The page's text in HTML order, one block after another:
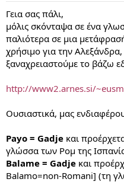
Γεια σας πάλι,
μόλις σκόνταψα σε ένα
παλιότερα σε μια
χρήσιμο για την
ξαναχρειαστούμε το βάζω
http://www2.arnes.si/
Ουσιαστικά, μας
Payo = Gadje και
γλώσσα των Ρομ της
Balame = Gadje και
Balamo=non-Romani] (τη